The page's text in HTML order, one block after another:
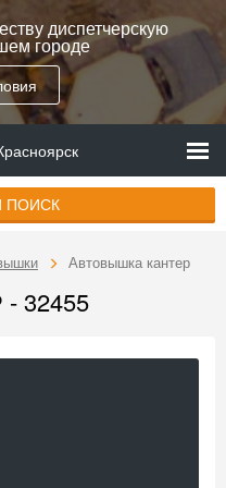
диспетчерскую
городе
ПОИСК
Автовышка кантер
32455